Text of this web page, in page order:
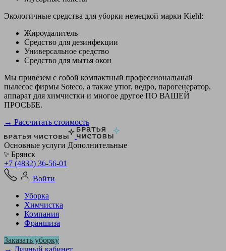
Экологичные средства для уборки немецкой марки Kiehl:
Жироудалитель
Средство для дезинфекции
Универсальное средство
Средство для мытья окон
Мы привезем с собой компактный профессиональный
пылесос фирмы Soteco, а также утюг, ведро, парогенератор,
аппарат для химчистки и многое другое ПО ВАШЕЙ
ПРОСЬБЕ.
→ Рассчитать стоимость
Основные услуги Дополнительные
Брянск
+7 (4832) 36-56-01
Войти
Уборка
Химчистка
Компания
Франшиза
Заказать уборку
→ Личный кабинет